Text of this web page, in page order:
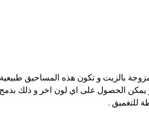
بالزيت و تكون هذه المساحيق طبيعية
الحصول على اي لون اخر و ذلك بدمج
للتغميق .